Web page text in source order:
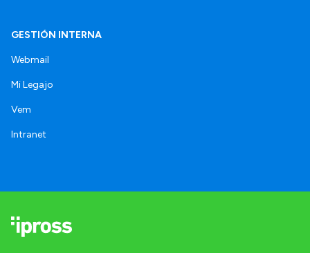
GESTIÓN INTERNA
Webmail
Mi Legajo
Vem
Intranet